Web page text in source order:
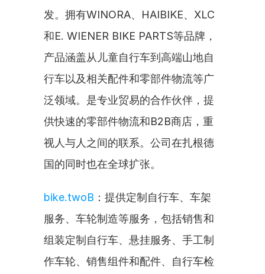
发。拥有WINORA、HAIBIKE、XLC
和E. WIENER BIKE PARTS等品牌，
产品涵盖从儿童自行车到高端山地自
行车以及相关配件和零部件物流等广
泛领域。是专业贸易的合作伙伴，提
供快速的零部件物流和B2B商店，重
视人与人之间的联系。公司在扎根德
国的同时也在全球扩张。
bike.twoB ：提供定制自行车、车架
服务、车轮制造等服务，包括销售和
组装定制自行车、悬挂服务、手工制
作车轮、销售组件和配件、自行车检